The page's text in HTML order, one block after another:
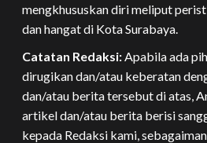
mengkhususkan diri meliput
dan hangat di Kota Surabaya.
Catatan Redaksi:Apabila ada
dirugikan dan/atau keberatan
dan/atau berita tersebut di atas,
artikel dan/atau berita berisi
kepada Redaksi kami,